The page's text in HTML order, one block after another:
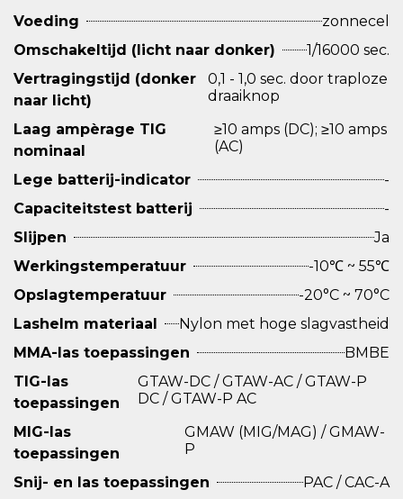
Voeding
zonnecel
Omschakeltijd (licht naar donker)
1/16000 sec.
Vertragingstijd (donker
naar licht)
0,1 - 1,0 sec. door traploze
draaiknop
Laag ampèrage TIG
nominaal
≥10 amps (DC); ≥10 amps
(AC)
Lege batterij-indicator
-
Capaciteitstest batterij
-
Slijpen
Ja
Werkingstemperatuur
-10℃ ~ 55℃
Opslagtemperatuur
-20°C ~ 70°C
Lashelm materiaal
Nylon met hoge slagvastheid
MMA-las toepassingen
BMBE
TIG-las
toepassingen
GTAW-DC / GTAW-AC / GTAW-P
DC / GTAW-P AC
MIG-las
toepassingen
GMAW (MIG/MAG) / GMAW-
P
Snij- en las toepassingen
PAC / CAC-A